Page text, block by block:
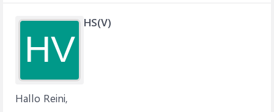
HV
HS(V)
Hallo Reini,